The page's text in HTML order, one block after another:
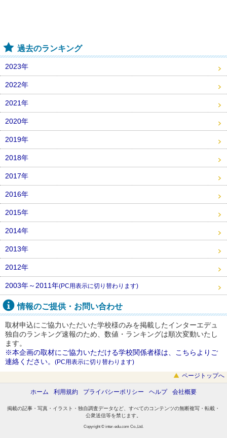
過去のランキング
2023年
2022年
2021年
2020年
2019年
2018年
2017年
2016年
2015年
2014年
2013年
2012年
2003年～2011年(PC用表示に切り替わります)
情報のご提供・お問い合わせ
取材申込にご協力いただいた学校様のみを掲載したインターエデュ
独自のランキング速報のため、数値・ランキングは順次変動いたし
ます。
※本企画の取材にご協力いただける学校関係者様は、こちらよりご
連絡ください。 (PC用表示に切り替わります)
ページトップへ
ホーム 利用規約 プライバシーポリシー ヘルプ 会社概要
掲載の記事・写真・イラスト・独自調査データなど、すべてのコンテンツの無断複写・転載・
公衆送信等を禁じます。
Copyright © inter-edu.com Co.,Ltd.